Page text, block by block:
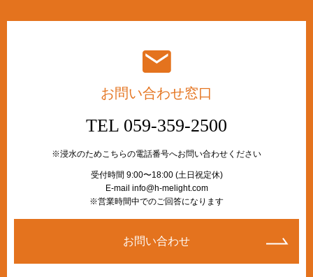
お問い合わせ窓口
TEL 059-359-2500
※浸水のためこちらの電話番号へお問い合わせください
受付時間 9:00〜18:00 (土日祝定休)
E-mail info@h-melight.com
※営業時間中でのご回答になります
お問い合わせ